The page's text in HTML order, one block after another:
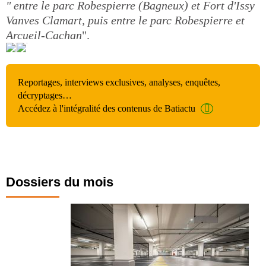
" entre le parc Robespierre (Bagneux) et Fort d'Issy
Vanves Clamart, puis entre le parc Robespierre et
Arcueil-Cachan".
Reportages, interviews exclusives, analyses, enquêtes,
décryptages…
Accédez à l'intégralité des contenus de Batiactu
Dossiers du mois